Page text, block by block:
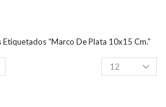
“Marco De Plata 10x15 Cm.”
Productos
por